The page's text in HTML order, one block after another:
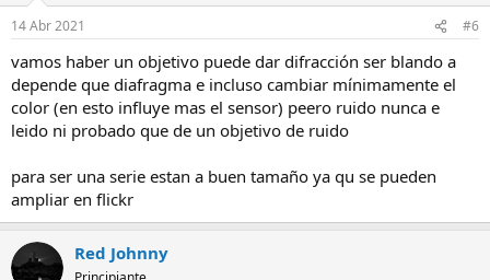
14 Abr 2021 #6
vamos haber un objetivo puede dar difracción ser blando a
depende que diafragma e incluso cambiar mínimamente el
color (en esto influye mas el sensor) peero ruido nunca e
leido ni probado que de un objetivo de ruido
para ser una serie estan a buen tamaño ya qu se pueden
ampliar en flickr
Red Johnny